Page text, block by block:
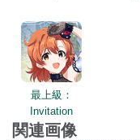
最上級：
Invitation
関連画像